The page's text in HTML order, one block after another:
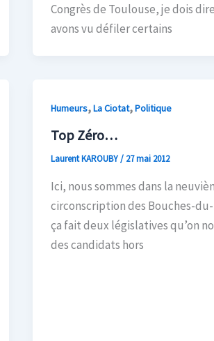
Congrès de Toulouse, je dois
avons vu défiler certains
Humeurs,La Ciotat,Politique
Top Zéro…
Laurent KAROUBY/ 27 mai 2012
Ici, nous sommes dans la
circonscription des Bouches-
ça fait deux législatives qu’on
des candidats hors